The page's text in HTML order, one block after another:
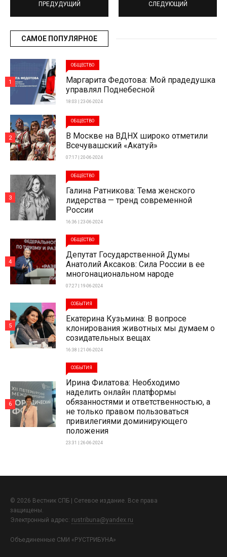
ПРЕДУДУЩИЙ СЛЕДУЮЩИЙ
САМОЕ ПОПУЛЯРНОЕ
ОБЩЕСТВО
Маргарита Федотова: Мой прадедушка
управлял Поднебесной
18:03 | 23-06-2024
1
ОБЩЕСТВО
В Москве на ВДНХ широко отметили
Всечувашский «Акатуй»
07:17 | 20-06-2024
2
ОБЩЕСТВО
Галина Ратникова: Тема женского
лидерства — тренд современной
России
16:36 | 23-06-2024
3
ОБЩЕСТВО
Депутат Государственной Думы
Анатолий Аксаков: Сила России в ее
многонациональном народе
07:27 | 19-06-2024
4
СОБЫТИЯ
Екатерина Кузьмина: В вопросе
клонирования животных мы думаем о
созидательных вещах
16:38 | 21-06-2024
5
СОБЫТИЯ
Ирина Филатова: Необходимо
наделить онлайн платформы
обязанностями и ответственностью, а
не только правом пользоваться
привилегиями доминирующего
положения
23:31 | 26-06-2024
6
© 2026 Вестник СПБ | Сетевое издание. Все права
защищены.
Электронный адрес: rustribuna@yandex.ru
Объединенные СМИ «РУСТРИБУНА»